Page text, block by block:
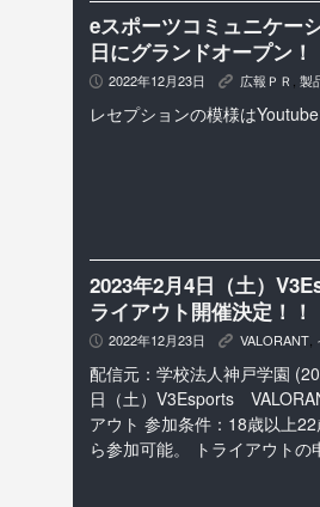
eスポーツコミュニケー
日にグランドオープン！
P 2022年12月23日 K 広報ＰＲ , 製
レセプションの模様は
2023年2月4日（土）
ライアウト開催決定！！
P 2022年12月23日 K VALORANT,
配信元：学校法人神戸学園
日（土）V3Esports
アウト 参加条件：18歳以上
ら参加可能。 トライアウト